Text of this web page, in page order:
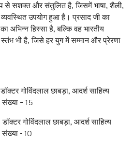
से सशक्त और संतुलित है, जिसमें भाषा, शैली,
उपयोग हुआ है। प्रसाद जी का
अभिन्न हिस्सा है, बल्कि वह भारतीय
स्तंभ भी है, जिसे हर युग में सम्मान और प्रेरणा
गोविंदलाल छाबड़ा, आदर्श साहित्य
संख्या – 15
गोविंदलाल छाबड़ा, आदर्श साहित्य
संख्या - 10